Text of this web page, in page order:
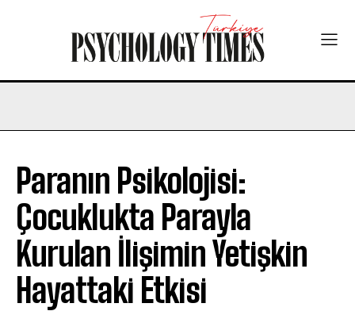
Paranın Psikolojisi:
Çocuklukta Parayla
Kurulan İlişimin Yetişkin
Hayattaki Etkisi